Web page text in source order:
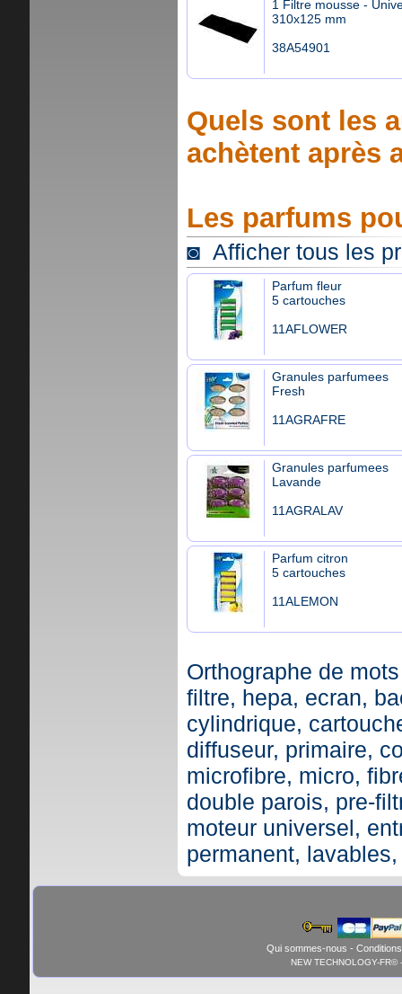
1 Filtre mousse -
310x125 mm
38A54901
Quels sont les
achètent après
Les parfums
◙ Afficher tous les
Parfum fleur
5 cartouches
11AFLOWER
Granules parfumees
Fresh
11AGRAFRE
Granules parfumees
Lavande
11AGRALAV
Parfum citron
5 cartouches
11ALEMON
Orthographe de
filtre, hepa, ecran,
cylindrique,
diffuseur, primaire,
microfibre, micro,
double parois, pre-
moteur universel,
permanent,
Qui sommes-nous -
NEW TECHNOLOGY-